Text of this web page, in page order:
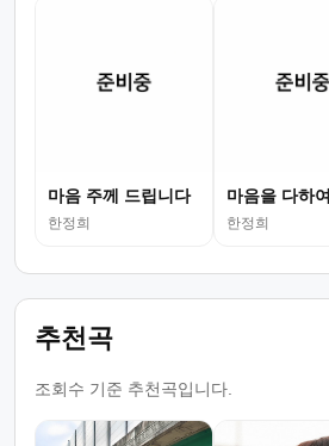
마음 주께 드립니다
한정희
마음을 다하여
한정희
추천곡
조회수 기준 추천곡입니다.